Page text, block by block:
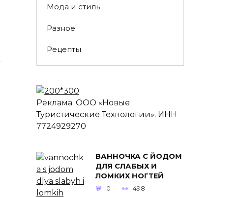
Мода и стиль
Разное
Рецепты
Реклама. ООО «Новые
Туристические Технологии». ИНН
7724929270
ВАННОЧКА С ЙОДОМ
ДЛЯ СЛАБЫХ И
ЛОМКИХ НОГТЕЙ
0 498